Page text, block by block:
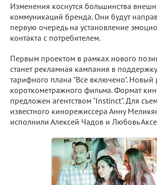
Изменения коснутся большинства
коммуникаций бренда. Они будут
первую очередь на установление
контакта с потребителем.
Первым проектом в рамках нового
станет рекламная кампания в
тарифного плана "Все включено".
короткометражного фильма. Формат
предложен агентством "Instinct". Для
известного кинорежиссера Анну
исполнили Алексей Чадов и Любовь